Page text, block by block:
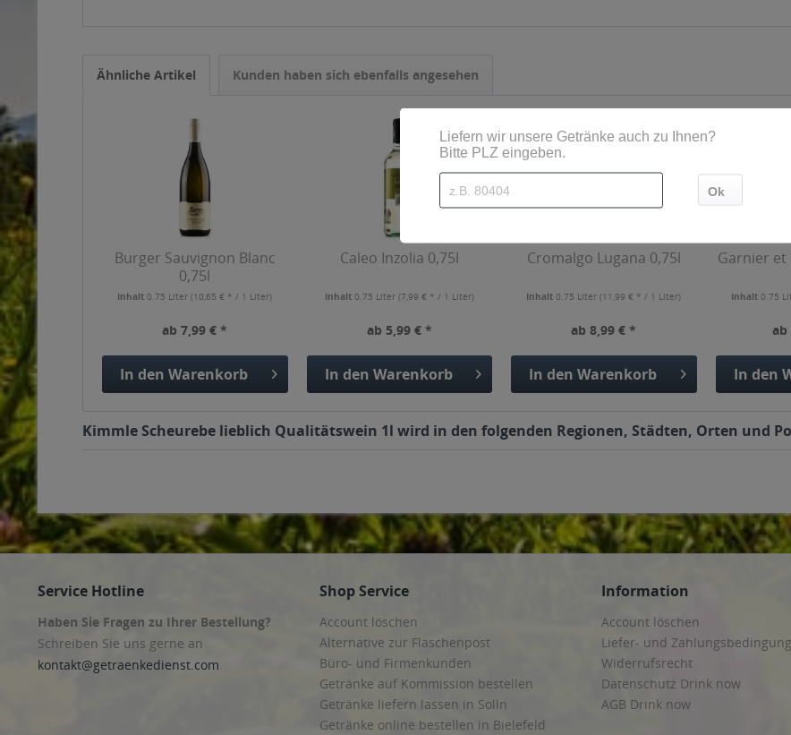
Ähnliche Artikel Kunden haben sich ebenfalls angesehen
Burger Sauvignon Blanc
0,75l
Inhalt0.75 Liter(10,65 € * / 1 Liter)
ab 7,99 € *
In den Warenkorb
Caleo Inzolia 0,75l
Inhalt 0.75 Liter (7,99 € * / 1 Liter)
ab 5,99 € *
In den Warenkorb
Cromalgo Lugana 0,75l
Inhalt0.75 Liter(11,99 € * / 1 Liter)
ab 8,99 € *
In den Warenkorb
Garnier et
Inhalt0.75
ab
In den
Kimmle Scheurebe lieblich Qualitätswein 1l wird in den folgenden Regionen, Städten, Orten und
Service Hotline
Haben Sie Fragen zu Ihrer Bestellung?
Schreiben Sie uns gerne an
kontakt@getraenkedienst.com
Shop Service
Account löschen
Alternative zur Flaschenpost
Büro- und Firmenkunden
Getränke auf Kommission bestellen
Getränke liefern lassen in Solln
Getränke online bestellen in Bielefeld
Information
Account löschen
Liefer- und
Widerrufsrecht
Datenschutz Drink now
AGB Drink now